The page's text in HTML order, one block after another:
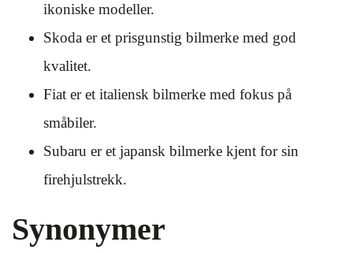
ikoniske modeller.
Skoda er et prisgunstig bilmerke med god
kvalitet.
Fiat er et italiensk bilmerke med fokus på
småbiler.
Subaru er et japansk bilmerke kjent for sin
firehjulstrekk.
Synonymer